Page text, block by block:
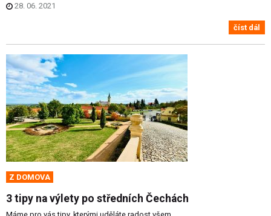
28. 06. 2021
číst dál
Z DOMOVA
3 tipy na výlety po středních Čechách